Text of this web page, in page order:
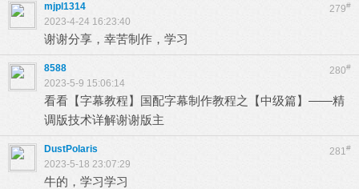
279#
mjpl1314
2023-4-24 16:23:40
谢谢分享，幸苦制作，学习
280#
8588
2023-5-9 15:06:14
看看【字幕教程】国配字幕制作教程之【中级篇】——精
调版技术详解谢谢版主
281#
DustPolaris
2023-5-18 23:07:29
牛的，学习学习